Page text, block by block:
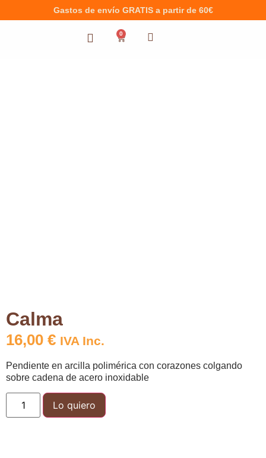
Gastos de envío GRATIS a partir de 60€
0
Calma
16,00 € IVA Inc.
Pendiente en arcilla polimérica con corazones colgando
sobre cadena de acero inoxidable
Lo quiero